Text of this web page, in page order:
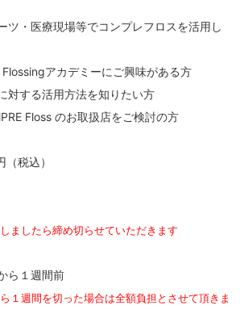
ツ・医療現場等でコンプレフロスを活用し
アカデミーにご興味がある方
活用方法を知りたい方
のお取扱店をご検討の方
税込）
ましたら締め切らせていただきます
ら１週間前
１週間を切った場合は全額負担とさせて頂きま